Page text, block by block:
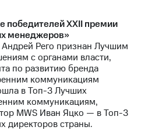
победителей XXII премии
менеджеров»
Рего признан Лучшим
с органами власти,
по развитию бренда
коммуникациям
в Топ-3 Лучших
коммуникациям,
MWS Иван Яцко — в Топ-3
директоров страны.